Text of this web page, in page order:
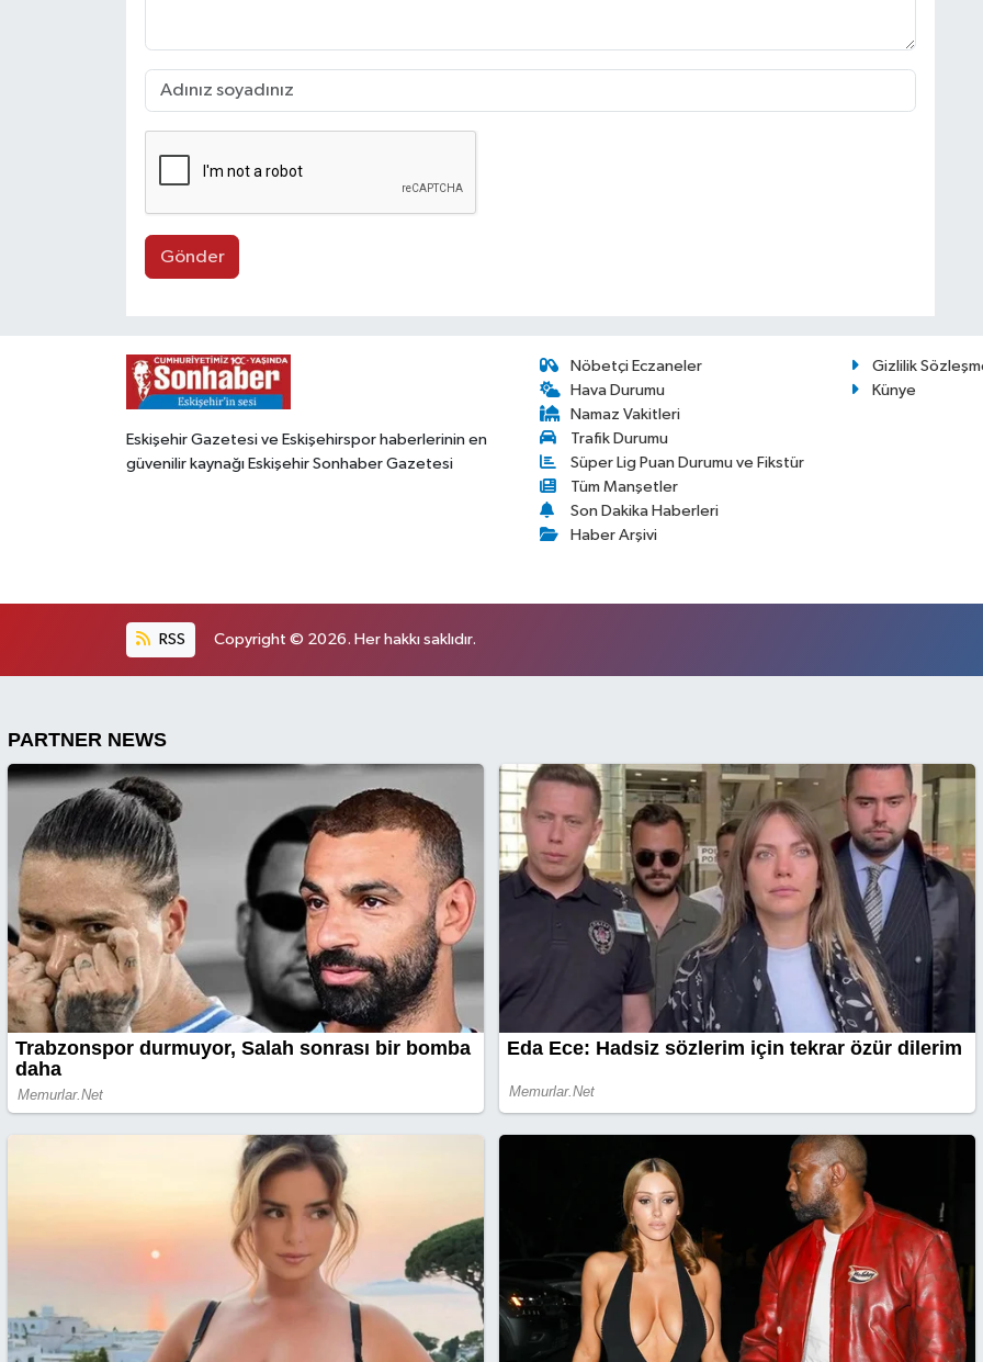
Gönder
Eskişehir Gazetesi ve Eskişehirspor haberlerinin en
güvenilir kaynağı Eskişehir Sonhaber Gazetesi
Nöbetçi Eczaneler
Hava Durumu
Namaz Vakitleri
Trafik Durumu
Süper Lig Puan Durumu ve Fikstür
Tüm Manşetler
Son Dakika Haberleri
Haber Arşivi
Gizlilik
Künye
RSS Copyright © 2026. Her hakkı saklıdır.